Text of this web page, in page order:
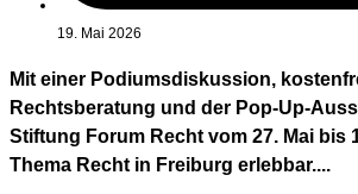
19. Mai 2026
Mit einer Podiumsdiskussion,
Rechtsberatung und der Pop-Up-
Stiftung Forum Recht vom 27. Mai bis
Thema Recht in Freiburg erlebbar....